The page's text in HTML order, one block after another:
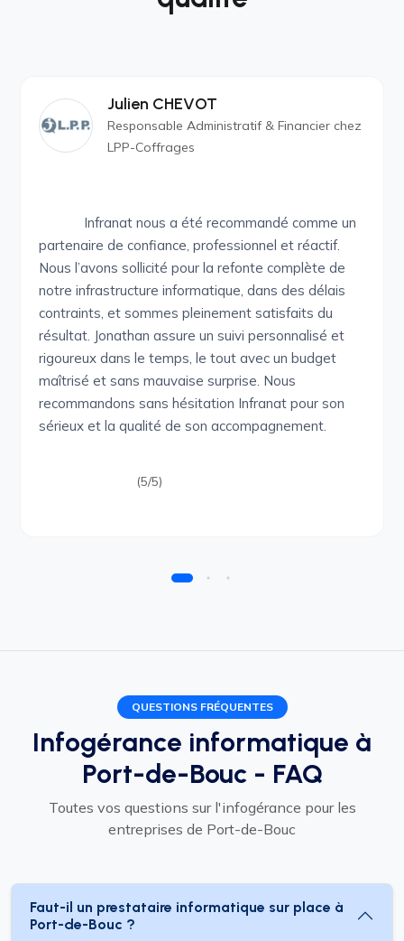
Julien CHEVOT
Responsable Administratif & Financier chez
LPP-Coffrages
Infranat nous a été recommandé comme un
partenaire de confiance, professionnel et réactif.
Nous l’avons sollicité pour la refonte complète de
notre infrastructure informatique, dans des délais
contraints, et sommes pleinement satisfaits du
résultat. Jonathan assure un suivi personnalisé et
rigoureux dans le temps, le tout avec un budget
maîtrisé et sans mauvaise surprise. Nous
recommandons sans hésitation Infranat pour son
sérieux et la qualité de son accompagnement.
(5/5)
QUESTIONS FRÉQUENTES
Infogérance informatique à
Port-de-Bouc - FAQ
Toutes vos questions sur l'infogérance pour les
entreprises de Port-de-Bouc
Faut-il un prestataire informatique sur place à
Port-de-Bouc ?